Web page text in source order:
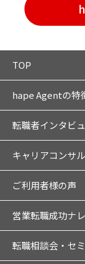
TOP
hape Agentの特
転職者インタビ
キャリアコンサ
ご利用者様の声
営業転職成功ナ
転職相談会・セ